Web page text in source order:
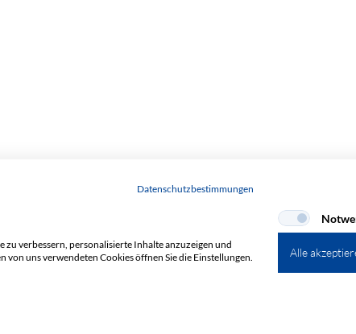
Datenschutzbestimmungen
verbessern, personalisierte Inhalte anzuzeigen und
uns verwendeten Cookies öffnen Sie die Einstellungen.
Alle